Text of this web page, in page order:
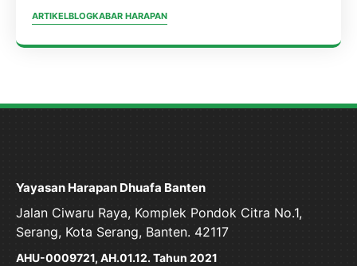
ARTIKELBLOGKABAR HARAPAN
Yayasan Harapan Dhuafa Banten
Jalan Ciwaru Raya, Komplek Pondok Citra No.1,
Serang, Kota Serang, Banten. 42117
AHU-0009721, AH.01.12. Tahun 2021